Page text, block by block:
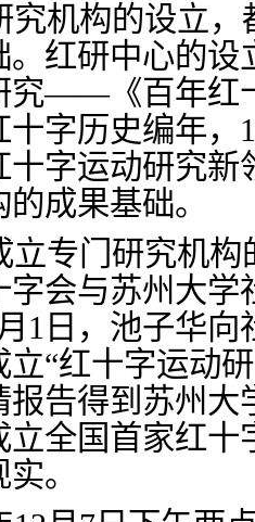
究机构的设立
。红研中心的
究——《百年红
十字历史编年
十字运动研究
成果基础。
立专门研究机
字会与苏州大
1日，池子华
立“红十字运动
报告得到苏州
立全国首家红
。